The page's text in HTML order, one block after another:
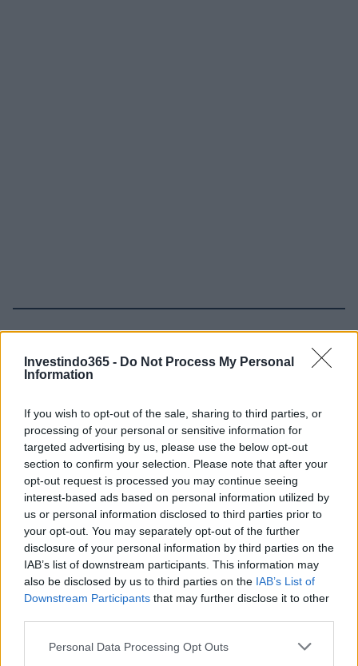
Investindo365 - Do Not Process My Personal
Information
If you wish to opt-out of the sale, sharing to third parties, or
processing of your personal or sensitive information for
targeted advertising by us, please use the below opt-out
section to confirm your selection. Please note that after your
opt-out request is processed you may continue seeing
interest-based ads based on personal information utilized by
us or personal information disclosed to third parties prior to
your opt-out. You may separately opt-out of the further
disclosure of your personal information by third parties on the
IAB’s list of downstream participants. This information may
also be disclosed by us to third parties on the IAB’s List of
Downstream Participants that may further disclose it to other
Please note that this website/app uses one or more Google
Personal Data Processing Opt Outs
Continue lendo
NÃO CLASSIFICADO
Tensões diplomáticas entre Brasil e Argentina: o que está em
jogo